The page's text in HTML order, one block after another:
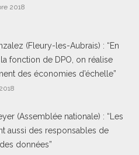
2018
(Fleury-les-Aubrais) : “En
fonction de DPO, on réalise
des économies d’échelle”
(Assemblée nationale) : “Les
aussi des responsables de
données”